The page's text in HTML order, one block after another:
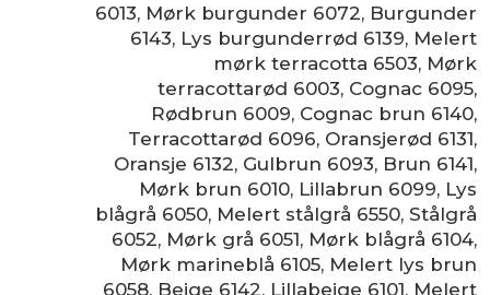
6013, Mørk burgunder 6072, Burgunder
6143, Lys burgunderrød 6139, Melert
mørk terracotta 6503, Mørk
terracottarød 6003, Cognac 6095,
Rødbrun 6009, Cognac brun 6140,
Terracottarød 6096, Oransjerød 6131,
Oransje 6132, Gulbrun 6093, Brun 6141,
Mørk brun 6010, Lillabrun 6099, Lys
blågrå 6050, Melert stålgrå 6550, Stålgrå
6052, Mørk grå 6051, Mørk blågrå 6104,
Mørk marineblå 6105, Melert lys brun
6058, Beige 6142, Lillabeige 6101, Melert